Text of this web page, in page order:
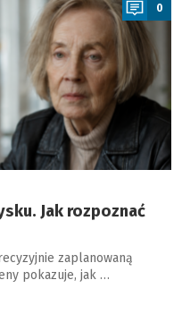
0
Jak rozpoznać
zaplanowaną
pokazuje, jak …